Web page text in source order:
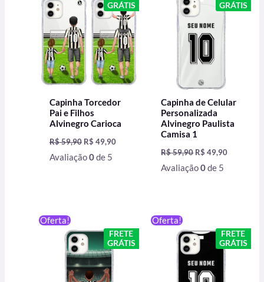
GRÁTIS
Capinha Torcedor
Pai e Filhos
Alvinegro Carioca
R$59,90
era:
R$ 59,90.
R$ 49,90
é:
R$ 49,90.
Avaliação0de 5
GRÁTIS
Capinha de Celular
Personalizada
Alvinegro Paulista
Camisa 1
R$59,90
era:
R$ 59,90.
R$ 49,90
é:
Avaliação0de 5
Oferta!
FRETE
GRÁTIS
original
era:
R$ 59,90.
preço
atual
é:
Oferta!
FRETE
GRÁTIS
original
era:
R$ 59,90.
preço
atual
é: